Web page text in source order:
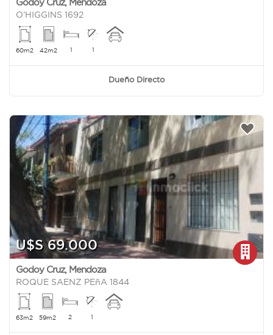
Godoy Cruz, Mendoza
O’HIGGINS 1692
60m2 42m2 1 1
Dueño Directo
U$S 69.000
Godoy Cruz, Mendoza
ROQUE SAENZ PEñA 1844
63m2 59m2 2 1